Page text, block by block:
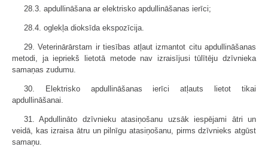
28.3. apdullināšana ar elektrisko apdullināšanas ierīci;
28.4. oglekļa dioksīda ekspozīcija.
29. Veterinārārstam ir tiesības atļaut izmantot citu apdullināšanas
metodi, ja iepriekš lietotā metode nav izraisījusi tūlītēju dzīvnieka
samaņas zudumu.
30. Elektrisko apdullināšanas ierīci atļauts lietot tikai
apdullināšanai.
31. Apdullināto dzīvnieku atasiņošanu uzsāk iespējami ātri un
veidā, kas izraisa ātru un pilnīgu atasiņošanu, pirms dzīvnieks atgūst
samaņu.